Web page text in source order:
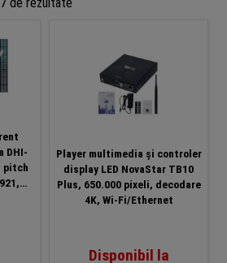
DHI-
pitch
Player multimedia și controler
display LED NovaStar TB10
Plus, 650.000 pixeli, decodare
4K, Wi-Fi/Ethernet
Disponibil la